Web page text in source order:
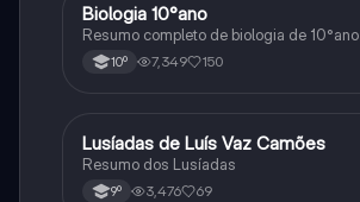
Biologia
Biologia 10°ano
Resumo completo de biologia de 10°ano
10º 7,349 150
Português
Lusíadas de Luís Vaz Camões
Resumo dos Lusíadas
9º 3,476 69